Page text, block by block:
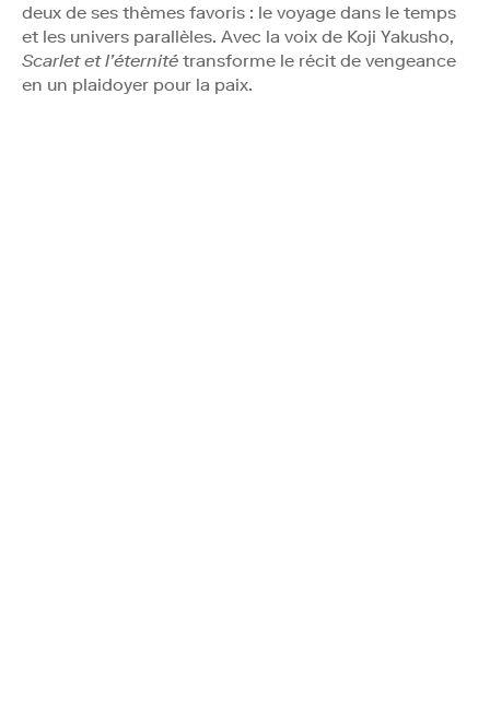
deux de ses thèmes favoris : le voyage dans le temps
et les univers parallèles. Avec la voix de Koji Yakusho,
Scarlet et l’éternité transforme le récit de vengeance
en un plaidoyer pour la paix.